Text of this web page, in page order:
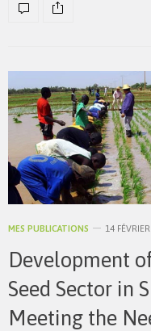
MES PUBLICATIONS 14
Development
Seed Sector in
Meeting the